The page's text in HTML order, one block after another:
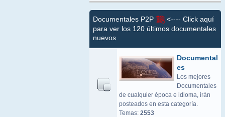
Documentales P2P
<---- Click aquí
para ver los 120 últimos documentales
nuevos
Documental
es
Los mejores
Documentales
de cualquier época e idioma, irán
posteados en esta categoría.
Temas: 2553